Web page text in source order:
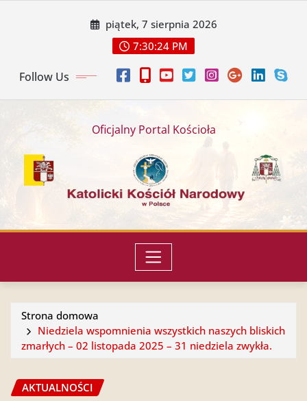
piątek, 7 sierpnia 2026
7:30:27 PM
Follow Us
Oficjalny Portal Kościoła
Strona domowa
Niedziela wspomnienia wszystkich naszych bliskich
zmarłych – 02 listopada 2025 – 31 niedziela zwykła.
AKTUALNOŚCI